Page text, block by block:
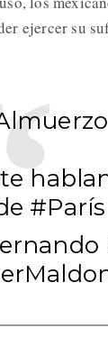
ejercer su
#París